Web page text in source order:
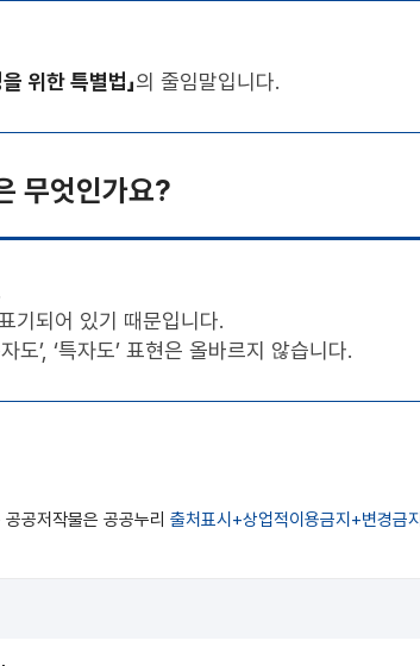
위한 특별법」의 줄임말입니다.
무엇인가요?
기되어 있기 때문입니다.
도’, ‘특자도’ 표현은 올바르지 않습니다.
공저작물은 공공누리 출처표시+상업적이용금지+변경금지